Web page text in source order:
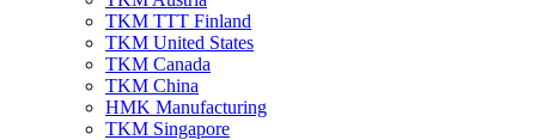
TKM TTT Finland
TKM United States
TKM Canada
TKM China
HMK Manufacturing
TKM Singapore